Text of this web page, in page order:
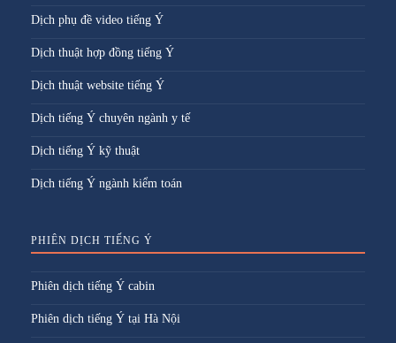
Dịch phụ đề video tiếng Ý
Dịch thuật hợp đồng tiếng Ý
Dịch thuật website tiếng Ý
Dịch tiếng Ý chuyên ngành y tế
Dịch tiếng Ý kỹ thuật
Dịch tiếng Ý ngành kiểm toán
PHIÊN DỊCH TIẾNG Ý
Phiên dịch tiếng Ý cabin
Phiên dịch tiếng Ý tại Hà Nội